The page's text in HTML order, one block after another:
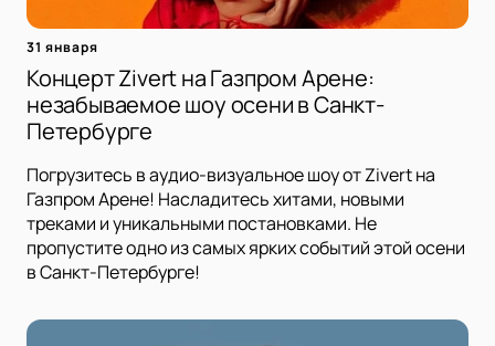
31 января
Концерт Zivert на Газпром Арене:
незабываемое шоу осени в Санкт-
Петербурге
Погрузитесь в аудио-визуальное шоу от Zivert на
Газпром Арене! Насладитесь хитами, новыми
треками и уникальными постановками. Не
пропустите одно из самых ярких событий этой осени
в Санкт-Петербурге!